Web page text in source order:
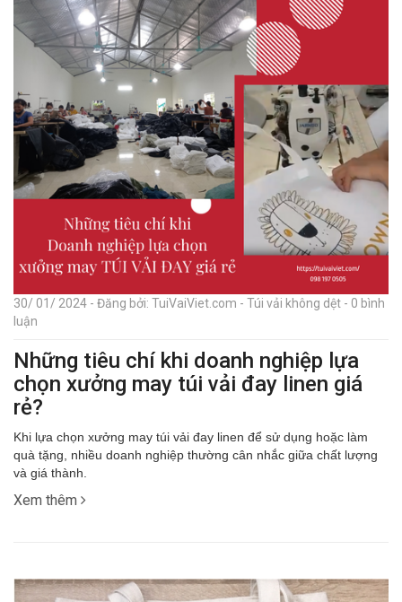
30/ 01/ 2024 - Đăng bởi: TuiVaiViet.com - Túi vải không dệt - 0 bình
luận
Những tiêu chí khi doanh nghiệp lựa
chọn xưởng may túi vải đay linen giá
rẻ?
Khi lựa chọn xưởng may túi vải đay linen để sử dụng hoặc làm
quà tặng, nhiều doanh nghiệp thường cân nhắc giữa chất lượng
và giá thành.
Xem thêm